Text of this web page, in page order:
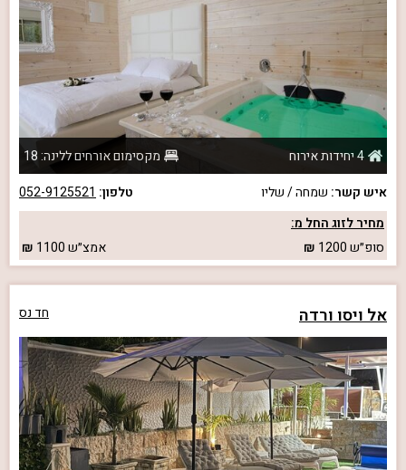
4 יחידות אירוח
מקסימום אורחים ללינה: 18
איש קשר: שמחה / שליו טלפון: 052-9125521
מחיר לזוג החל מ:
סופ״ש1200 אמצ״ש1100
אל ויסו ורדה חד נס